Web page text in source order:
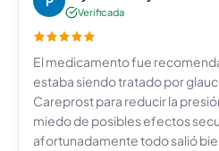
Verificada
El medicamento fue
estaba siendo tratado por
Careprost para reducir la
miedo de posibles efectos
afortunadamente todo salió